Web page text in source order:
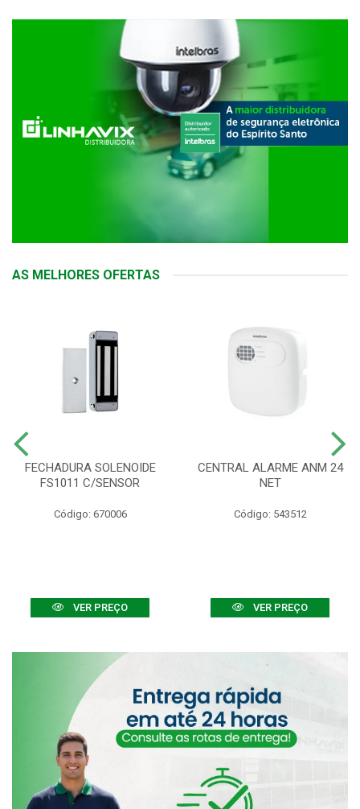
AS MELHORES OFERTAS
FECHADURA SOLENOIDE
FS1011 C/SENSOR
Código: 670006
VER PREÇO
CENTRAL ALARME ANM 24
NET
Código: 543512
VER PREÇO